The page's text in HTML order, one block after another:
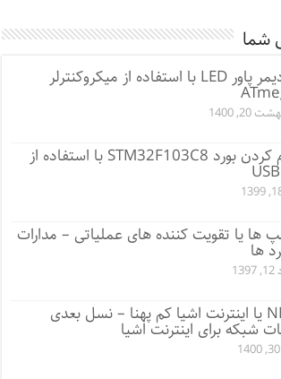
شما
مدار دیمر پاور LED با استفاده از میکروکنترلر
20, 1400
پروگرم کردن بورد STM32F103C8 با استفاده از
ها یا تقویت کننده های عملیاتی – مدارات
ها
NB-IoT یا اینترنت اشیا کم پهنا – نسل بعدی
شبکه برای اینترنت اشیا